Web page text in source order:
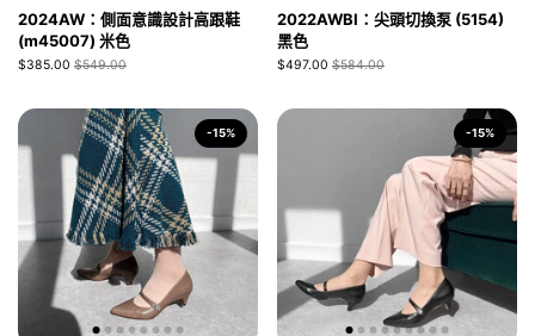
2024AW：側面意識設計高跟鞋
(m45007) 米色
$385.00 $549.00
2022AWBI：尖頭切換泵 (5154)
黑色
$497.00 $584.00
-15% -15%